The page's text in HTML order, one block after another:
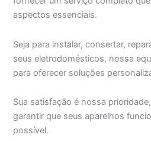
aspectos essenciais.
Seja para instalar, consertar,
seus eletrodomésticos, nossa
para oferecer soluções
Sua satisfação é nossa
garantir que seus aparelhos
possível.